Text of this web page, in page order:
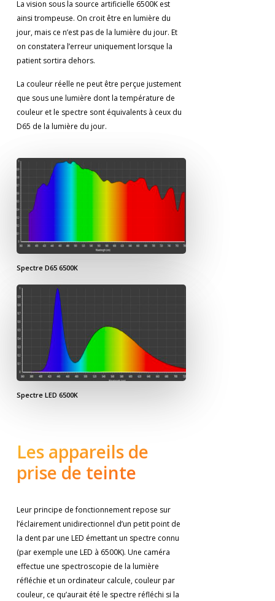
La vision sous la source artificielle 6500K est
ainsi trompeuse. On croit être en lumière du
jour, mais ce n’est pas de la lumière du jour. Et
on constatera l’erreur uniquement lorsque la
patient sortira dehors.
La couleur réelle ne peut être perçue justement
que sous une lumière dont la température de
couleur et le spectre sont équivalents à ceux du
D65 de la lumière du jour.
Spectre D65 6500K
Spectre LED 6500K
Les appareils de
prise de teinte
Leur principe de fonctionnement repose sur
l’éclairement unidirectionnel d’un petit point de
la dent par une LED émettant un spectre connu
(par exemple une LED à 6500K). Une caméra
effectue une spectroscopie de la lumière
réfléchie et un ordinateur calcule, couleur par
couleur, ce qu’aurait été le spectre réfléchi si la